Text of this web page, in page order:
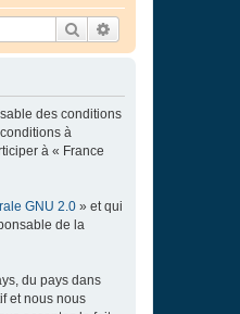
Rechercher
des conditions
à
à « France
GNU 2.0 » et qui
de la
du pays dans
et nous nous